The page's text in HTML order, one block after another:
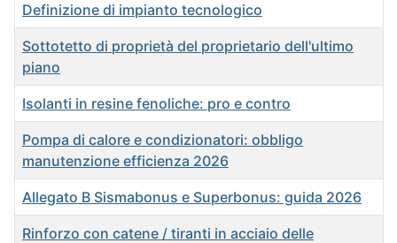
Definizione di impianto tecnologico
Sottotetto di proprietà del proprietario dell'ultimo
piano
Isolanti in resine fenoliche: pro e contro
Pompa di calore e condizionatori: obbligo
manutenzione efficienza 2026
Allegato B Sismabonus e Superbonus: guida 2026
Rinforzo con catene / tiranti in acciaio delle